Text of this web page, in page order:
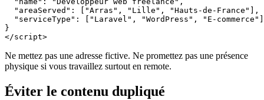
  "areaServed": ["Arras", "Lille", "Hauts-de-France"],
  "serviceType": ["Laravel", "WordPress", "E-commerce"]
}
</script>
Ne mettez pas une adresse fictive. Ne promettez pas une présence
physique si vous travaillez surtout en remote.
Éviter le contenu dupliqué